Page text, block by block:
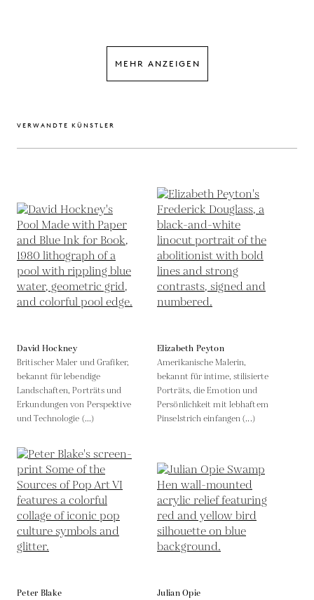
MEHR ANZEIGEN
VERWANDTE KÜNSTLER
David Hockney
Britischer Maler und Grafiker,
bekannt für lebendige
Landschaften, Porträts und
Erkundungen von Perspektive
und Technologie (...)
Elizabeth Peyton
Amerikanische Malerin,
bekannt für intime, stilisierte
Porträts, die Emotion und
Persönlichkeit mit lebhaftem
Pinselstrich einfangen (...)
Peter Blake
Julian Opie